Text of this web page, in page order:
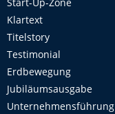
Klartext
Titelstory
Testimonial
Erdbewegung
Jubiläumsausgabe
Unternehmensführung